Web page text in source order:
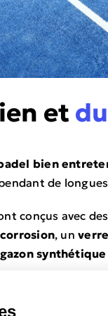
et
bien
de
conçus avec des
, un
gazon
consiste